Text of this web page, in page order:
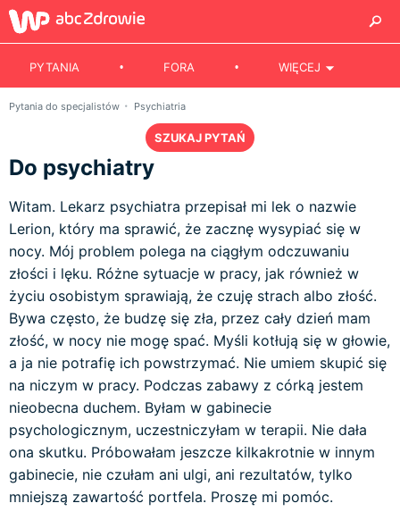
PYTANIA FORA WIĘCEJ
Pytania do specjalistów Psychiatria
SZUKAJ PYTAŃ
Do psychiatry
Witam. Lekarz psychiatra przepisał mi lek o nazwie
Lerion, który ma sprawić, że zacznę wysypiać się w
nocy. Mój problem polega na ciągłym odczuwaniu
złości i lęku. Różne sytuacje w pracy, jak również w
życiu osobistym sprawiają, że czuję strach albo złość.
Bywa często, że budzę się zła, przez cały dzień mam
złość, w nocy nie mogę spać. Myśli kotłują się w głowie,
a ja nie potrafię ich powstrzymać. Nie umiem skupić się
na niczym w pracy. Podczas zabawy z córką jestem
nieobecna duchem. Byłam w gabinecie
psychologicznym, uczestniczyłam w terapii. Nie dała
ona skutku. Próbowałam jeszcze kilkakrotnie w innym
gabinecie, nie czułam ani ulgi, ani rezultatów, tylko
mniejszą zawartość portfela. Proszę mi pomóc.